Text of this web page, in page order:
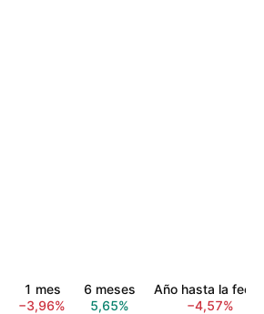
1 mes
−3,96%
6 meses
5,65%
Año hasta la
−4,57%